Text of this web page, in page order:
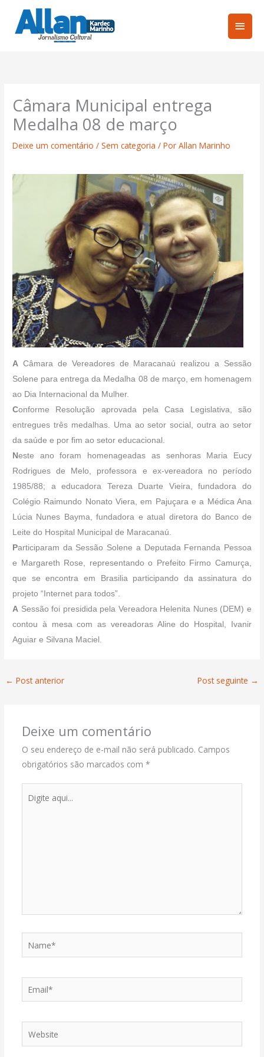
Câmara Municipal entrega
Medalha 08 de março
Deixe um comentário /Sem categoria / PorAllan Marinho
A Câmara de Vereadores de Maracanaú realizou a Sessão
Solene para entrega da Medalha 08 de março, em homenagem
ao Dia Internacional da Mulher.
Conforme Resolução aprovada pela Casa Legislativa, são
entregues três medalhas. Uma ao setor social, outra ao setor
da saúde e por fim ao setor educacional.
Neste ano foram homenageadas as senhoras Maria Eucy
Rodrigues de Melo, professora e ex-vereadora no período
1985/88; a educadora Tereza Duarte Vieira, fundadora do
Colégio Raimundo Nonato Viera, em Pajuçara e a Médica Ana
Lúcia Nunes Bayma, fundadora e atual diretora do Banco de
Leite do Hospital Municipal de Maracanaú.
Participaram da Sessão Solene a Deputada Fernanda Pessoa
e Margareth Rose, representando o Prefeito Firmo Camurça,
que se encontra em Brasilia participando da assinatura do
projeto “Internet para todos”.
A Sessão foi presidida pela Vereadora Helenita Nunes (DEM) e
contou à mesa com as vereadoras Aline do Hospital, Ivanir
Aguiar e Silvana Maciel.
← Post anterior Post seguinte →
Deixe um comentário
O seu endereço de e-mail não será publicado. Campos
obrigatórios são marcados com *
aqui...
Email*
Website